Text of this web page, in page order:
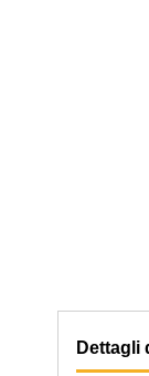
Dettagli